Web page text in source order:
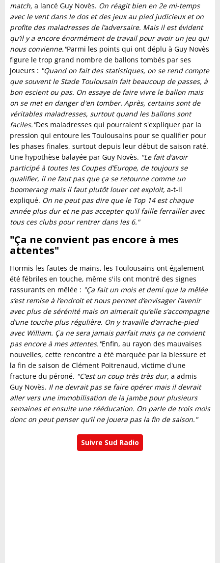
match, a lancé Guy Novès. On réagit bien en 2e mi-temps
avec le vent dans le dos et des jeux au pied judicieux et on
profite des maladresses de l’adversaire. Mais il est évident
qu’il y a encore énormément de travail pour avoir un jeu qui
nous convienne."Parmi les points qui ont déplu à Guy Novès
figure le trop grand nombre de ballons tombés par ses
joueurs : "Quand on fait des statistiques, on se rend compte
que souvent le Stade Toulousain fait beaucoup de passes, à
bon escient ou pas. On essaye de faire vivre le ballon mais
on se met en danger d'en tomber. Après, certains sont de
véritables maladresses, surtout quand les ballons sont
faciles."Des maladresses qui pourraient s'expliquer par la
pression qui entoure les Toulousains pour se qualifier pour
les phases finales, surtout depuis leur début de saison raté.
Une hypothèse balayée par Guy Novès. "Le fait d’avoir
participé à toutes les Coupes d’Europe, de toujours se
qualifier, il ne faut pas que ça se retourne comme un
boomerang mais il faut plutôt louer cet exploit, a-t-il
expliqué. On ne peut pas dire que le Top 14 est chaque
année plus dur et ne pas accepter qu’il faille ferrailler avec
tous ces clubs pour rentrer dans les 6."
"Ça ne convient pas encore à mes
attentes"
Hormis les fautes de mains, les Toulousains ont également
été fébriles en touche, même s'ils ont montré des signes
rassurants en mêlée : "Ça fait un mois et demi que la mêlée
s’est remise à l’endroit et nous permet d’envisager l’avenir
avec plus de sérénité mais on aimerait qu’elle s’accompagne
d’une touche plus régulière. On y travaille d’arrache-pied
avec William. Ça ne sera jamais parfait mais ça ne convient
pas encore à mes attentes."Enfin, au rayon des mauvaises
nouvelles, cette rencontre a été marquée par la blessure et
la fin de saison de Clément Poitrenaud, victime d'une
fracture du péroné. "C’est un coup très très dur, a admis
Guy Novès. Il ne devrait pas se faire opérer mais il devrait
aller vers une immobilisation de la jambe pour plusieurs
semaines et ensuite une rééducation. On parle de trois mois
donc on peut penser qu’il ne jouera pas la fin de saison."
Suivre Sud Radio